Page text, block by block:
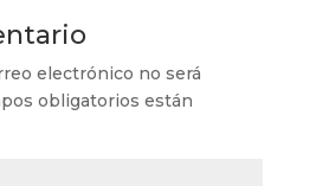
electrónico no será
obligatorios están